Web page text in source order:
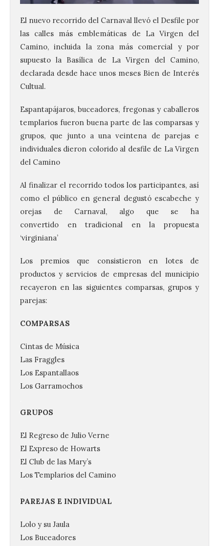
El nuevo recorrido del Carnaval llevó el Desfile por
las calles más emblemáticas de La Virgen del
Camino, incluida la zona más comercial y por
supuesto la Basílica de La Virgen del Camino,
declarada desde hace unos meses Bien de Interés
Cultual.
Espantapájaros, buceadores, fregonas y caballeros
templarios fueron buena parte de las comparsas y
grupos, que junto a una veintena de parejas e
individuales dieron colorido al desfile de La Virgen
del Camino
Al finalizar el recorrido todos los participantes, así
como el público en general degustó escabeche y
orejas de Carnaval, algo que se ha
convertido en tradicional en la propuesta
‘virginiana’
Los premios que consistieron en lotes de
productos y servicios de empresas del municipio
recayeron en las siguientes comparsas, grupos y
parejas:
COMPARSAS
Cintas de Música
Las Fraggles
Los Espantallaos
Los Garramochos
GRUPOS
El Regreso de Julio Verne
El Expreso de Howarts
El Club de las Mary’s
Los Templarios del Camino
PAREJAS E INDIVIDUAL
Lolo y su Jaula
Los Buceadores
Vuelve la tradicional Feria
de Dulces del Convento a
Gradefes
7 Ago 2026
monasterio cisterciense
de Santa María la Real de